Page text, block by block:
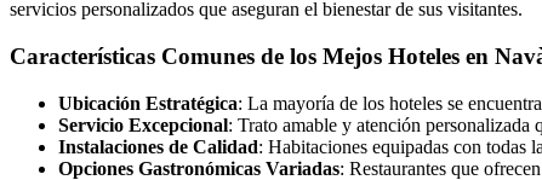
servicios personalizados que aseguran el bienestar de sus visitantes.
Características Comunes de los Mejos Hoteles en
Ubicación Estratégica: La mayoría de los hoteles se
Servicio Excepcional: Trato amable y atención personalizada
Instalaciones de Calidad: Habitaciones equipadas con todas
Opciones Gastronómicas Variadas: Restaurantes que